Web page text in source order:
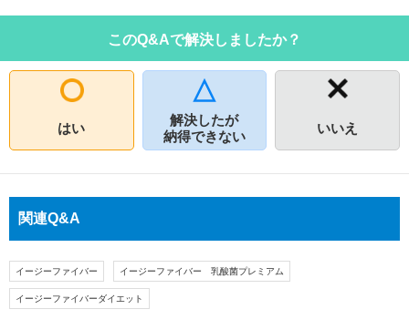
このQ&Aで解決しましたか？
はい
解決したが
納得できない
いいえ
関連Q&A
イージーファイバー イージーファイバー 乳酸菌プレミアム
イージーファイバーダイエット